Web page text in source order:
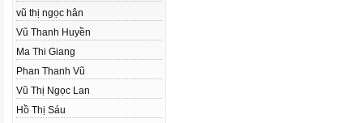
vũ thị ngọc hân
Vũ Thanh Huyền
Ma Thi Giang
Phan Thanh Vũ
Vũ Thị Ngọc Lan
Hồ Thị Sáu